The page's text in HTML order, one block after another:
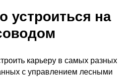
устроиться на
карьеру в самых разных
с управлением лесными